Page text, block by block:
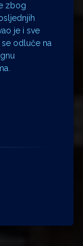
zbog
je i sve
odluče na